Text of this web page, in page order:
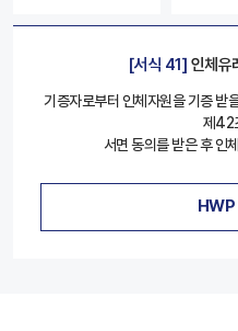
[서식 41] 인체유
기증자로부터 인체자원을 기증 받
제42
서면 동의를 받은 후 인
HWP